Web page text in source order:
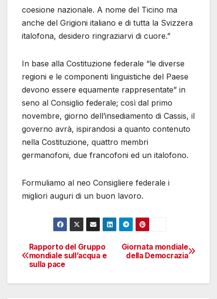
coesione nazionale. A nome del Ticino ma
anche del Grigioni italiano e di tutta la Svizzera
italofona, desidero ringraziarvi di cuore.”
In base alla Costituzione federale “le diverse
regioni e le componenti linguistiche del Paese
devono essere equamente rappresentate” in
seno al Consiglio federale; così dal primo
novembre, giorno dell’insediamento di Cassis, il
governo avrà, ispirandosi a quanto contenuto
nella Costituzione, quattro membri
germanofoni, due francofoni ed un italofono.
Formuliamo al neo Consigliere federale i
migliori auguri di un buon lavoro.
Navigazione
articoli
Giornata mondiale
della Democrazia
Rapporto del Gruppo
mondiale sull’acqua e
sulla pace